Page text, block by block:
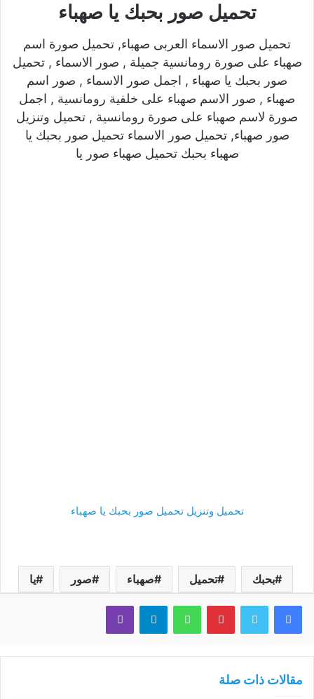
تحميل صور بحبك يا صهباء
تحميل صور الاسماء العربى صهباء, تحميل صورة اسم
صهباء على صورة رومانسية جميلة , صور الاسماء , تحميل
صور بحبك يا صهباء , اجمل صور الاسماء , صور اسم
صهباء , صور الاسم صهباء على خلفية رومانسية , اجمل
صورة لاسم صهباء على صورة رومانسية , تحميل وتنزيل
صور صهباء, تحميل صور الاسماء تحميل صور بحبك يا
صهباء بحبك تحميل صهباء صور يا
تحميل وتنزيل تحميل صور بحبك يا صهباء
بحبك تحميل صهباء صور يا
فيسبوك تويتر بينتيريستواتساب تيلقرام ڤايبر
مقالات ذات صلة